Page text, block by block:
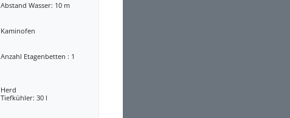
Abstand Wasser: 10 m
Kaminofen
Anzahl Etagenbetten : 1
Herd
Tiefkühler: 30 l